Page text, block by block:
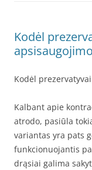
Kodėl
Kodėl
Kalbant apie
atrodo, pasiūla
variantas yra pats
funkcionuojantis
drąsiai galima